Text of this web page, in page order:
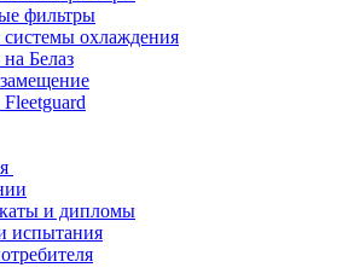
фильтры
охлаждения
Белаз
и дипломы
испытания